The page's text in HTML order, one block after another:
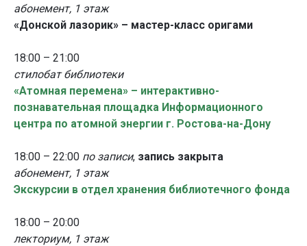
абонемент, 1 этаж
«Донской лазорик» – мастер-класс оригами
18:00 – 21:00
стилобат библиотеки
«Атомная перемена» – интерактивно-
познавательная площадка Информационного
центра по атомной энергии г. Ростова-на-Дону
18:00 – 22:00 по записи, запись закрыта
абонемент, 1 этаж
Экскурсии в отдел хранения библиотечного фонда
18:00 – 20:00
лекториум, 1 этаж